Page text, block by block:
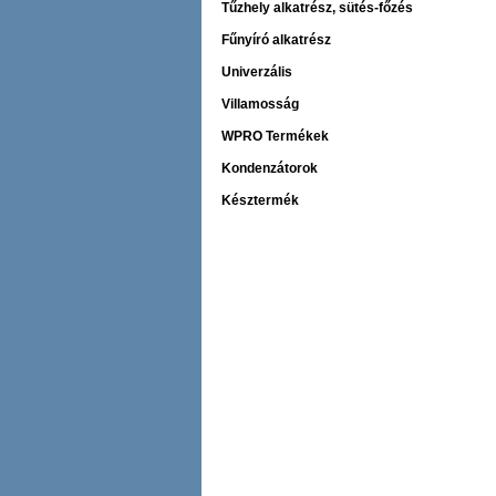
Tűzhely alkatrész, sütés-főzés
Fűnyíró alkatrész
Univerzális
Villamosság
WPRO Termékek
Kondenzátorok
Késztermék